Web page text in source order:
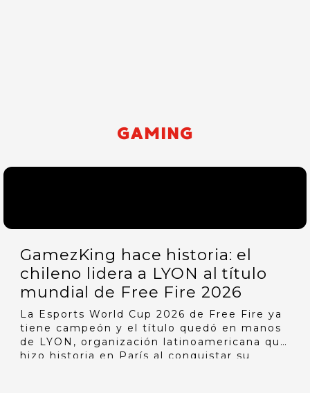
GAMING
GamezKing hace historia: el
chileno lidera a LYON al título
mundial de Free Fire 2026
La Esports World Cup 2026 de Free Fire ya
tiene campeón y el título quedó en manos
de LYON, organización latinoamericana que
hizo historia en París al conquistar su